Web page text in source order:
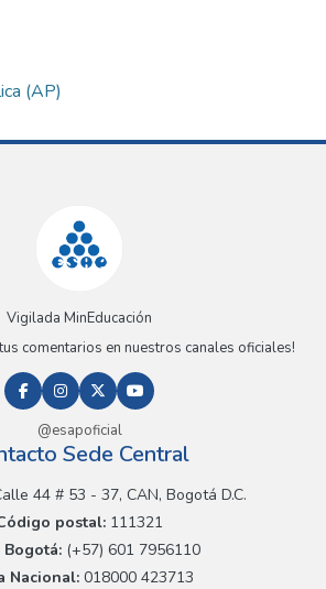
(AP)
Vigilada MinEducación
comentarios en nuestros canales oficiales!
@esapoficial
Sede Central
44 # 53 - 37, CAN, Bogotá D.C.
postal: 111321
Bogotá:(+57) 601 7956110
Nacional: 018000 423713